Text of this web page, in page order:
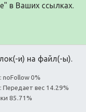
в Ваших ссылках.
и) на файл(-ы).
noFollow 0%
Передает вес 14.29%
85.71%